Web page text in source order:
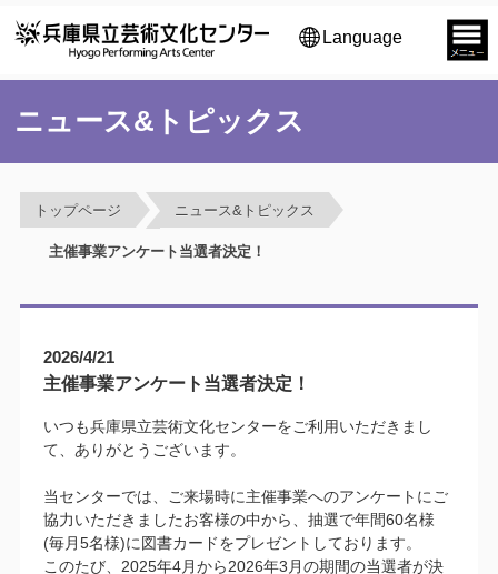
Language
ニュース&トピックス
トップページ ニュース&トピックス
主催事業アンケート当選者決定！
2026/4/21
主催事業アンケート当選者決定！
いつも兵庫県立芸術文化センターをご利用いただきまし
て、ありがとうございます。
当センターでは、ご来場時に主催事業へのアンケートにご
協力いただきましたお客様の中から、抽選で年間60名様
(毎月5名様)に図書カードをプレゼントしております。
このたび、2025年4月から2026年3月の期間の当選者が決